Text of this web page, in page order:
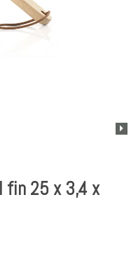
fin 25 x 3,4 x